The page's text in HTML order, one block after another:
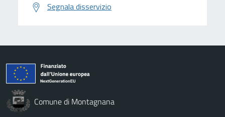
Segnala disservizio
Comune di Montagnana